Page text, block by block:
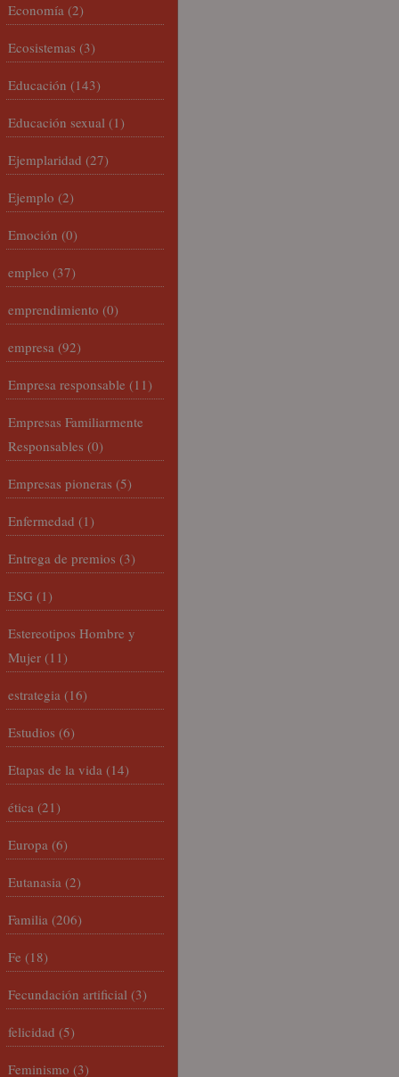
Economía (2)
Ecosistemas (3)
Educación (143)
Educación sexual (1)
Ejemplaridad (27)
Ejemplo (2)
Emoción (0)
empleo (37)
emprendimiento (0)
empresa (92)
Empresa responsable (11)
Empresas Familiarmente
Responsables (0)
Empresas pioneras (5)
Enfermedad (1)
Entrega de premios (3)
ESG (1)
Estereotipos Hombre y
Mujer (11)
estrategia (16)
Estudios (6)
Etapas de la vida (14)
ética (21)
Europa (6)
Eutanasia (2)
Familia (206)
Fe (18)
Fecundación artificial (3)
felicidad (5)
Feminismo (3)